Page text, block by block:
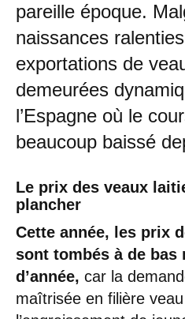
pareille époque.
naissances
exportations de
demeurées
l’Espagne où le
beaucoup baissé
Le prix des veaux
plancher
Cette année, les prix
sont tombés à de bas
d’année, car la
maîtrisée en filière